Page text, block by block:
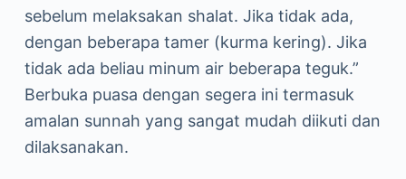
sebelum melaksakan shalat. Jika tidak ada,
dengan beberapa tamer (kurma kering). Jika
tidak ada beliau minum air beberapa teguk.”
Berbuka puasa dengan segera ini termasuk
amalan sunnah yang sangat mudah diikuti dan
dilaksanakan.